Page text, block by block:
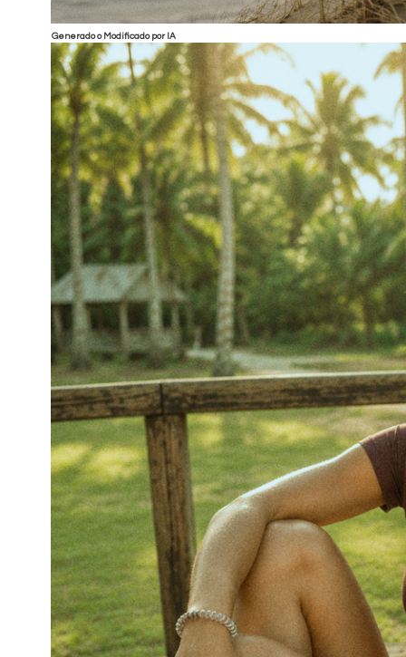
Generado o Modificado por IA